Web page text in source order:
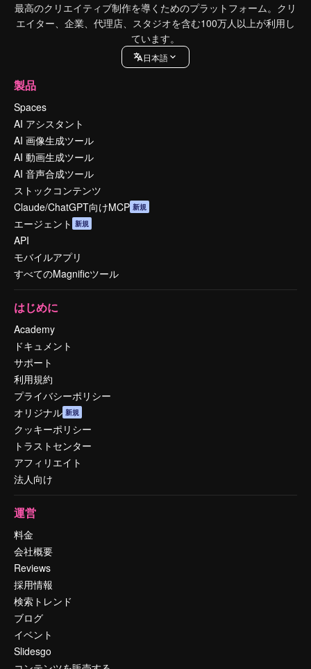
最高のクリエイティブ制作を導くためのプラットフォーム。クリ
エイター、企業、代理店、スタジオを含む100万人以上が利用し
ています。
日本語
製品
Spaces
AI アシスタント
AI 画像生成ツール
AI 動画生成ツール
AI 音声合成ツール
ストックコンテンツ
Claude/ChatGPT向けMCP 新規
エージェント 新規
API
モバイルアプリ
すべてのMagnificツール
はじめに
Academy
ドキュメント
サポート
利用規約
プライバシーポリシー
オリジナル 新規
クッキーポリシー
トラストセンター
アフィリエイト
法人向け
運営
料金
会社概要
Reviews
採用情報
検索トレンド
ブログ
イベント
Slidesgo